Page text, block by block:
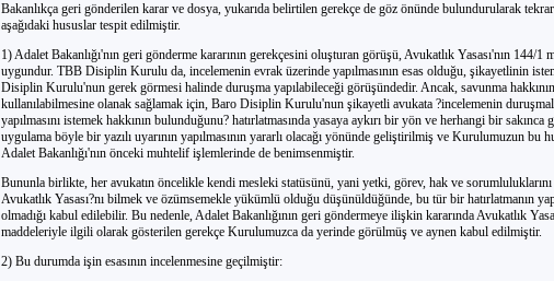
Bakanlıkça geri gönderilen karar ve dosya, yukarıda belirtilen gerekçe de göz önünde bulundurularak
aşağıdaki hususlar tespit edilmiştir.
1) Adalet Bakanlığı'nın geri gönderme kararının gerekçesini oluşturan görüşü, Avukatlık Yasası'nın 144/1
uygundur. TBB Disiplin Kurulu da, incelemenin evrak üzerinde yapılmasının esas olduğu, şikayetlinin
Disiplin Kurulu'nun gerek görmesi halinde duruşma yapılabileceği görüşündedir. Ancak, savunma
kullanılabilmesine olanak sağlamak için, Baro Disiplin Kurulu'nun şikayetli avukata ?incelemenin
yapılmasını istemek hakkının bulunduğunu? hatırlatmasında yasaya aykırı bir yön ve herhangi bir
uygulama böyle bir yazılı uyarının yapılmasının yararlı olacağı yönünde geliştirilmiş ve Kurulumuzun bu
Adalet Bakanlığı'nın önceki muhtelif işlemlerinde de benimsenmiştir.
Bununla birlikte, her avukatın öncelikle kendi mesleki statüsünü, yani yetki, görev, hak ve
Avukatlık Yasası?nı bilmek ve özümsemekle yükümlü olduğu düşünüldüğünde, bu tür bir hatırlatmanın
olmadığı kabul edilebilir. Bu nedenle, Adalet Bakanlığının geri göndermeye ilişkin kararında Avukatlık
maddeleriyle ilgili olarak gösterilen gerekçe Kurulumuzca da yerinde görülmüş ve aynen kabul edilmiştir.
2) Bu durumda işin esasının incelenmesine geçilmiştir: